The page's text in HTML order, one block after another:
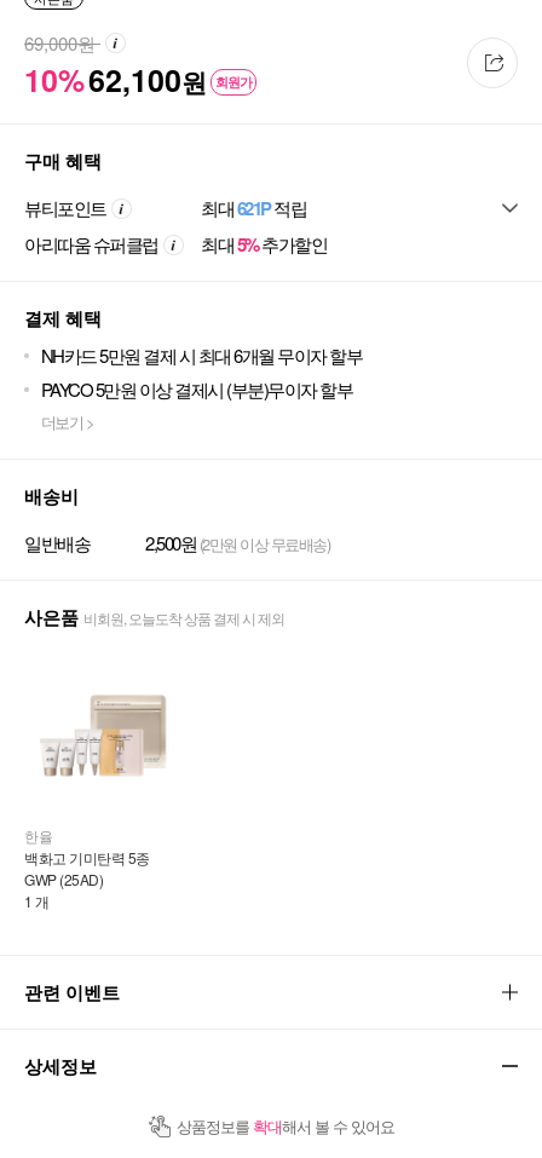
10%62,100원 회원가
69,000원
구매 혜택
뷰티포인트 최대621P적립
아리따움 슈퍼클럽
최대5%추가할인
결제 혜택
NH카드 5만원 결제 시 최대 6개월 무이자 할부
PAYCO 5만원 이상 결제시 (부분)무이자 할부
더보기 >
배송비
일반배송 2,500원 (2만원 이상 무료배송)
사은품 비회원, 오늘도착 상품 결제 시 제외
한율
백화고 기미탄력 5종
GWP (25AD)
1 개
관련 이벤트
상세정보
상품정보를 확대해서 볼 수 있어요